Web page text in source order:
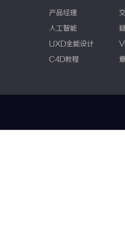
产品经理
人工智能
UXD全能设计
C4D教程